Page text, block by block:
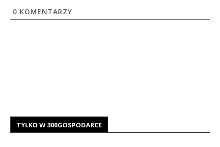
0 KOMENTARZY
TYLKO W 300GOSPODARCE